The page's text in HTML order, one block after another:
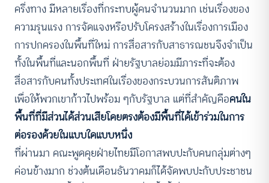
ครึ่งทาง มีหลายเรื่องที่กระทบผู้คนจำนวนมาก เช่นเรื่องของ
ความรุนแรง การจัดแจงหรือปรับโครงสร้างในเรื่องการเมือง
การปกครองในพื้นที่ใหม่ การสื่อสารกับสาธารณชนจึงจำเป็น
ทั้งในพื้นที่และนอกพื้นที่ ฝ่ายรัฐบาลย่อมมีภาระที่จะต้อง
สื่อสารกับคนทั้งประเทศในเรื่องของกระบวนการสันติภาพ
เพื่อให้พวกเขาก้าวไปพร้อม ๆกับรัฐบาล แต่ที่สำคัญคือคนใน
พื้นที่ที่มีส่วนได้ส่วนเสียโดยตรงต้องมีพื้นที่ได้เข้าร่วมในการ
ต่อรองด้วยในแบบใดแบบหนึ่ง
ที่ผ่านมา คณะพูดคุยฝ่ายไทยมีโอกาสพบปะกับคนกลุ่มต่างๆ
ค่อนข้างมาก ช่วงต้นเดือนธันวาคมก็ได้จัดพบปะกับประชาชน